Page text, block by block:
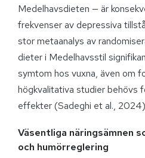
Medelhavsdieten — är
frekvenser av depressiva
stor metaanalys av
dieter i Medelhavsstil
symtom hos vuxna, även om
högkvalitativa studier behövs
effekter (Sadeghi et al.,
Väsentliga näringsämnen
och humörreglering